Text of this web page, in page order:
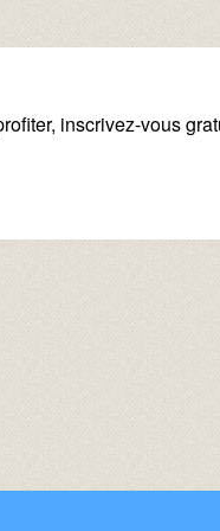
inscrivez-vous